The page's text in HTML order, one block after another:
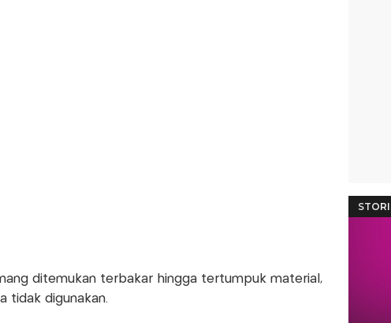
ditemukan terbakar hingga tertumpuk material,
tidak digunakan.